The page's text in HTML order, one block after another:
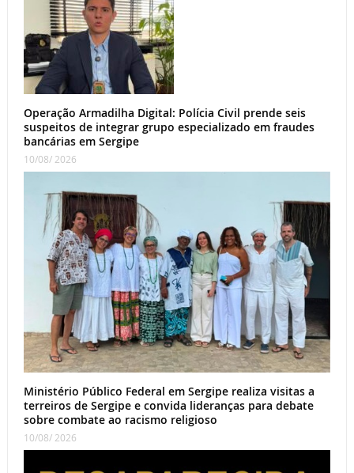
Operação Armadilha Digital: Polícia Civil prende seis
suspeitos de integrar grupo especializado em fraudes
bancárias em Sergipe
10/08/ 2026
Ministério Público Federal em Sergipe realiza visitas a
terreiros de Sergipe e convida lideranças para debate
sobre combate ao racismo religioso
10/08/ 2026